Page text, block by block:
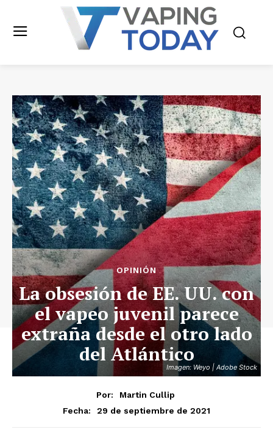
Imagen: Weyo | Adobe Stock
OPINIÓN
La obsesión de EE. UU. con
el vapeo juvenil parece
extraña desde el otro lado
del Atlántico
Por:
Martin Cullip
Fecha:
29 de septiembre de 2021